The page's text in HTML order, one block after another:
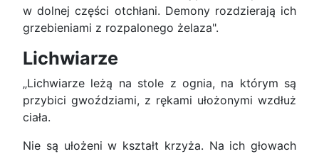
w dolnej części otchłani. Demony rozdzierają ich
grzebieniami z rozpalonego żelaza".
Lichwiarze
„Lichwiarze leżą na stole z ognia, na którym są
przybici gwoździami, z rękami ułożonymi wzdłuż
ciała.
Nie są ułożeni w kształt krzyża. Na ich głowach